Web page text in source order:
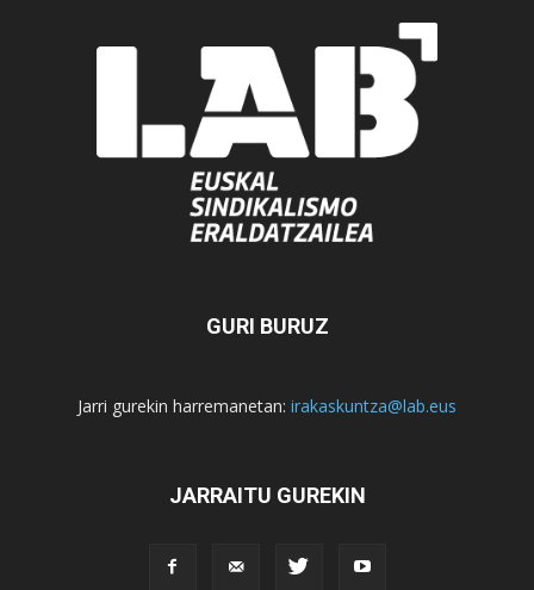
GURI BURUZ
Jarri gurekin harremanetan: irakaskuntza@lab.eus
JARRAITU GUREKIN